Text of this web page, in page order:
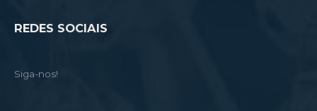
REDES SOCIAIS
Siga-nos!